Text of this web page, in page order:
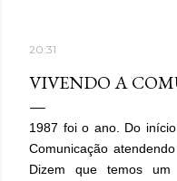
20:31
VIVENDO A
1987 foi o ano. Do
Comunicação
Dizem que temos um